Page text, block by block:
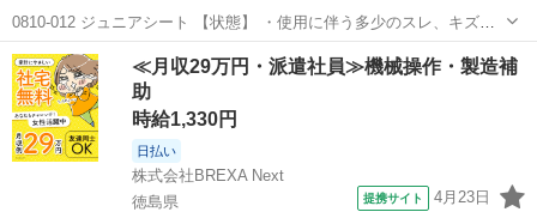
0810-012 ジュニアシート 【状態】 ・使用に伴う多少のスレ、キズ、
落としきれない汚れなどございます ・詳細は現地でご確認ください ・
お値引きは出来かねますのでご了承願います ※中古品のため、状態に
つ...
香川 高松市 キッズ用品 現地
≪月収29万円・派遣社員≫機械操作・製造補
助
時給1,330円
日払い
株式会社BREXA Next
徳島県
提携サイト 4月23日